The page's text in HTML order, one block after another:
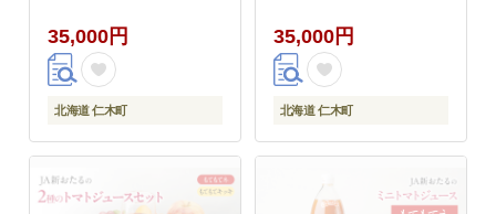
新おたる]
35,000円
北海道 仁木町
濃厚 美味しい 酸味 大
好評 安心 安全 [JA新お
たる]
35,000円
北海道 仁木町